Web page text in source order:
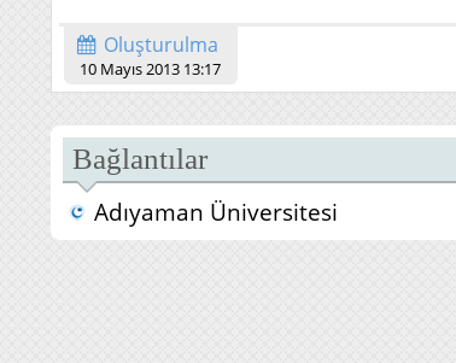
Oluşturulma
10 Mayıs 2013 13:17
Bağlantılar
Adıyaman Üniversitesi